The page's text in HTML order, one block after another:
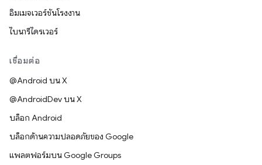
อิมเมจเวอร์ชันโรงงาน
ไบนารีไดรเวอร์
เชื่อมต่อ
@Android บน X
@AndroidDev บน X
บล็อก Android
บล็อกด้านความปลอดภัยของ Google
แพลตฟอร์มบน Google Groups